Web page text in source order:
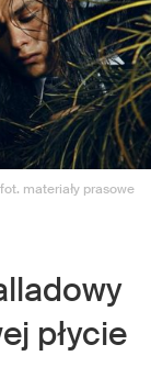
fot. materiały prasowe
płycie